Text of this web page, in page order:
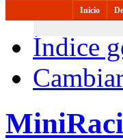
Inicio
Índice